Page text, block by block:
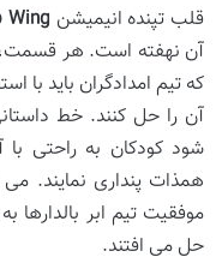
قلب تپنده انیمیشن Wing
آن نهفته است. هر قسمت،
که تیم امدادگران باید با
آن را حل کنند. خط
شود کودکان به راحتی با
همذات پنداری نمایند.
موفقیت تیم ابر بالدارها
حل می افتند.